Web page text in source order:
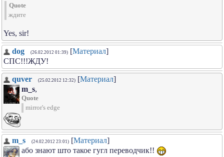
Quote
ждите
Yes, sir!
dog (26.02.2012 01:39) [Материал]
СПС!!!ЖДУ!
quver (25.02.2012 12:32) [Материал]
m_s,
Quote
mirror's edge
m_s (24.02.2012 23:01) [Материал]
або знают што такое гугл переводчик!!